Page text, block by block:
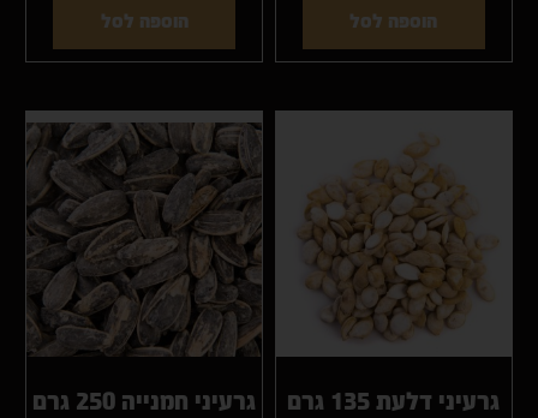
הוספה לסל הוספה לסל
גרעיני דלעת 135 גרם גרעיני חמנייה 250 גרם